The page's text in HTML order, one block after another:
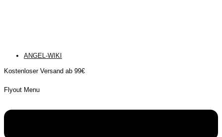
ANGEL-WIKI
Kostenloser Versand ab 99€
Flyout Menu